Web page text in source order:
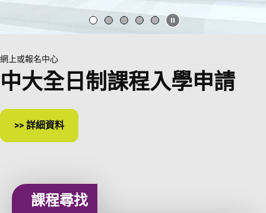
兼讀制課程 > 醫療保健 > 中醫藥研究
中藥配劑文憑
現已接受報名
1 2 3 4
5
課程尋找